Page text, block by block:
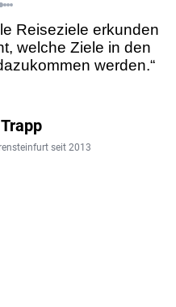
Reiseziele erkunden
welche Ziele in den
werden.“
seit 2013